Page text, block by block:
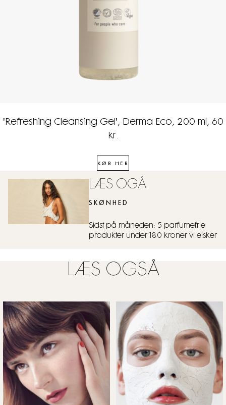
'Refreshing Cleansing Gel', Derma Eco, 200 ml, 60
kr.
KØB HER
LÆS OGÅ
SKØNHED
Sidst på måneden: 5 parfumefrie
produkter under 180 kroner vi elsker
LÆS OGSÅ